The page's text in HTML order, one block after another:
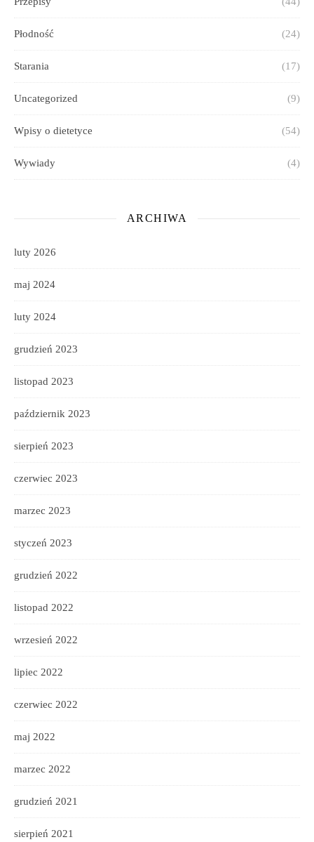
Płodność (24)
Starania (17)
Uncategorized (9)
Wpisy o dietetyce (54)
Wywiady (4)
ARCHIWA
luty 2026
maj 2024
luty 2024
grudzień 2023
listopad 2023
październik 2023
sierpień 2023
czerwiec 2023
marzec 2023
styczeń 2023
grudzień 2022
listopad 2022
wrzesień 2022
lipiec 2022
czerwiec 2022
maj 2022
marzec 2022
grudzień 2021
sierpień 2021